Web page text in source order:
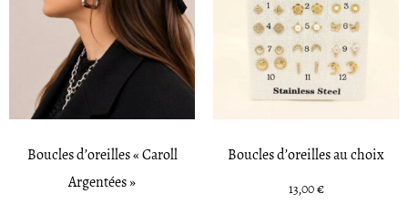
Boucles d’oreilles « Caroll
Argentées »
Boucles d’oreilles au choix
13,00€